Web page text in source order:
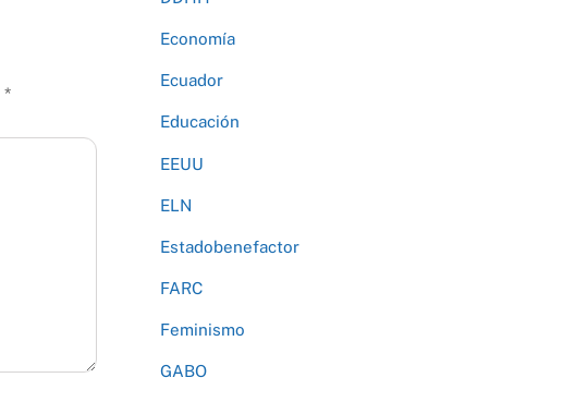
*
Economía
Ecuador
Educación
EEUU
ELN
Estadobenefactor
FARC
Feminismo
GABO